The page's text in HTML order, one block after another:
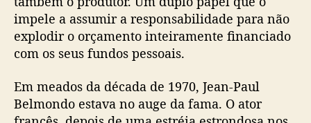
impele a assumir a responsabilidade para não
explodir o orçamento inteiramente financiado
com os seus fundos pessoais.
Em meados da década de 1970, Jean-Paul
Belmondo estava no auge da fama. O ator